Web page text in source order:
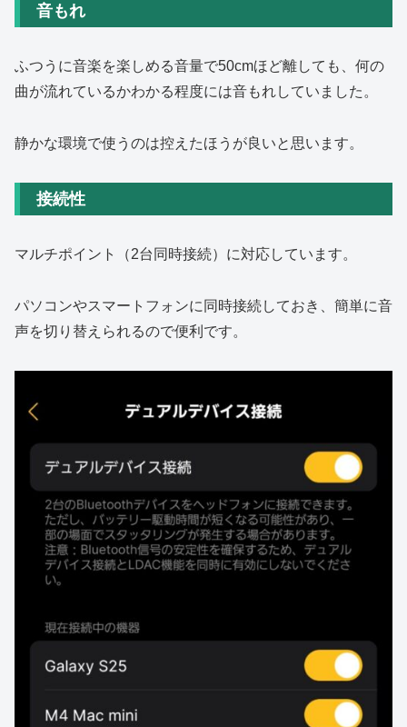
音もれ
ふつうに音楽を楽しめる音量で50cmほど離しても、何の
曲が流れているかわかる程度には音もれしていました。
静かな環境で使うのは控えたほうが良いと思います。
接続性
マルチポイント（2台同時接続）に対応しています。
パソコンやスマートフォンに同時接続しておき、簡単に音
声を切り替えられるので便利です。